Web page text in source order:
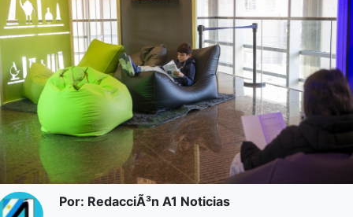
Por: RedacciÃ³n A1 Noticias